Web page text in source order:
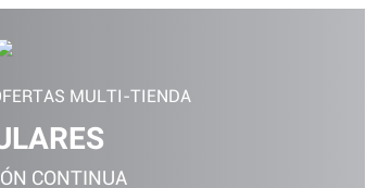
MULTI-TIENDA
CONTINUA